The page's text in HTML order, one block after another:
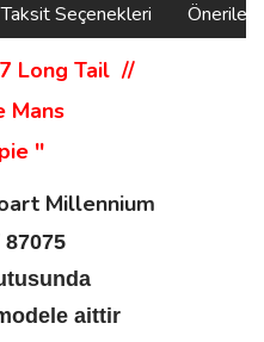
Taksit Seçenekleri
Long Tail //
Mans
''
Millennium
87075
aittir